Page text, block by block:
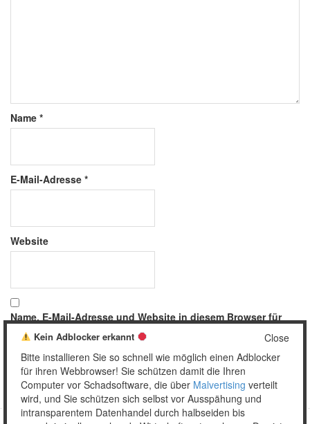
Name *
E-Mail-Adresse *
Website
Name, E-Mail-Adresse und Website in diesem Browser für
meinen nächsten Kommentar speichern.
Close
Kein Adblocker erkannt
Bitte installieren Sie so schnell wie möglich einen Adblocker
für ihren Webbrowser! Sie schützen damit die Ihren
Computer vor Schadsoftware, die über Malvertising verteilt
wird, und Sie schützen sich selbst vor Ausspähung und
intransparentem Datenhandel durch halbseiden bis